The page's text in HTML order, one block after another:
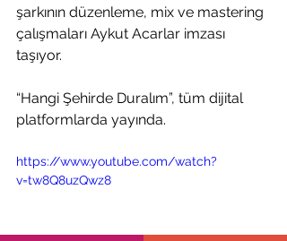
şarkının düzenleme, mix ve mastering
çalışmaları Aykut Acarlar imzası
taşıyor.
“Hangi Şehirde Duralım”, tüm dijital
platformlarda yayında.
https://www.youtube.com/watch?
v=tw8Q8uzQwz8